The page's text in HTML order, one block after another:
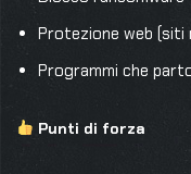
Protezione web (siti
Programmi che
Punti di forza